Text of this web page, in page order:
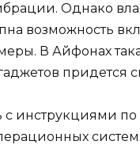
Однако
возможность
В Айфонах
придется
с инструкциями
систем.